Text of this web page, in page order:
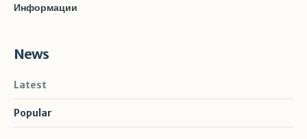
Информации
News
Latest
Popular